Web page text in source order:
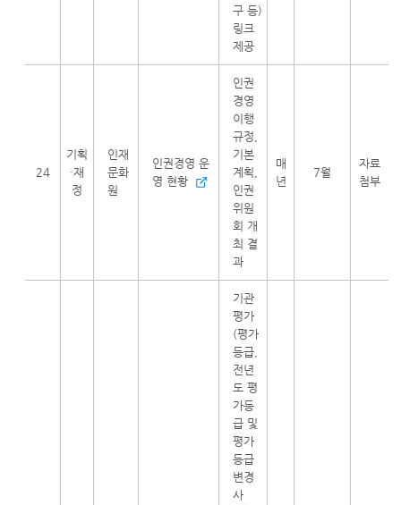
구 등)
링크
제공
24
기획
·재
정
인재
문화
원
인권경영 운
영 현황
인권
경영
이행
규정,
기본
계획,
인권
위원
회 개
최 결
과
매
년
7월
자료
첨부
기관
평가
(평가
등급,
전년
도 평
가등
급 및
평가
등급
변경
사